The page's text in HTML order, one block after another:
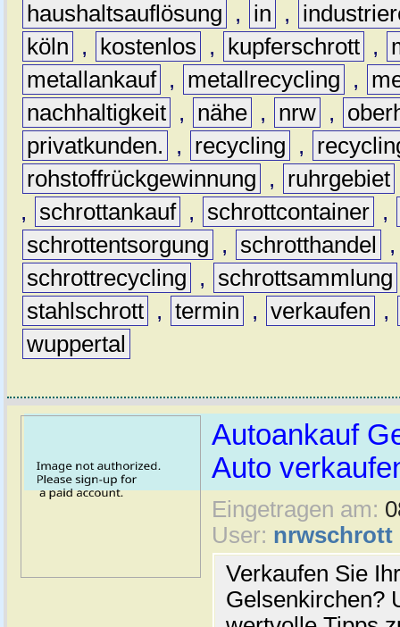
haushaltsauflösung
, in ,
köln
, kostenlos , kupferschrott ,
metallankauf , metallrecycling ,
nachhaltigkeit , nähe , nrw ,
privatkunden.
, recycling ,
rohstoffrückgewinnung
, ruhrgebiet
,
schrottankauf , schrottcontainer ,
schrottentsorgung
, schrotthandel
schrottrecycling
, schrottsammlung
stahlschrott , termin , verkaufen
,
wuppertal
Autoankauf
Auto
Eingetragen am:
User: nrwschrott
Verkaufen Sie
Gelsenkirchen?